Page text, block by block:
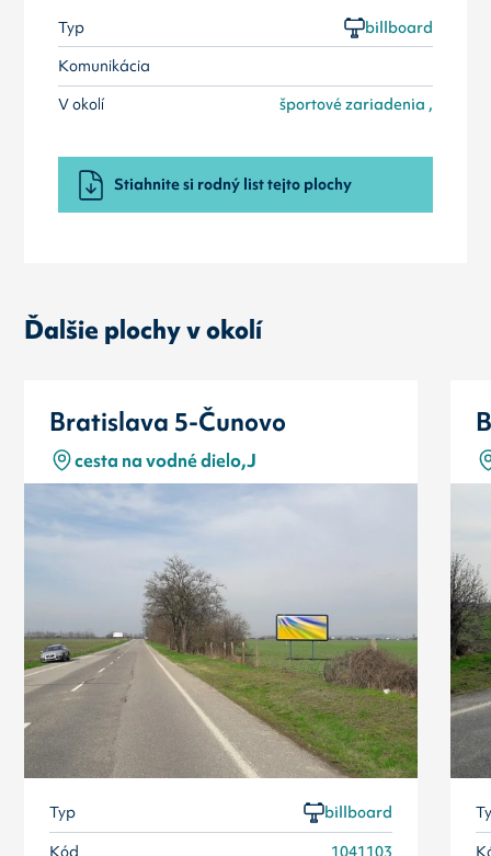
Typ
billboard
Komunikácia
V okolí
športové zariadenia ,
Stiahnite si rodný list tejto plochy
Ďalšie plochy v okolí
Bratislava 5-Čunovo
cesta na vodné dielo,J
Typ
billboard
Kód
1041103